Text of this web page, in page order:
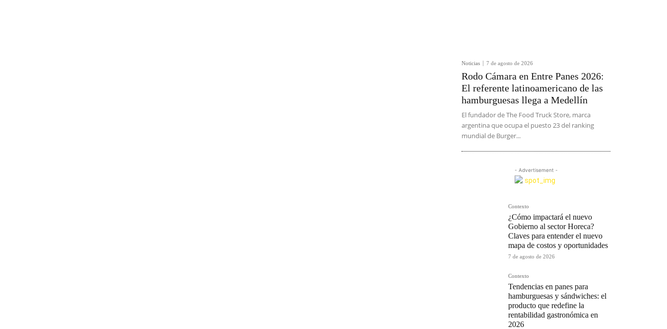
Noticias 7 de agosto de 2026
Rodo Cámara en Entre Panes 2026:
El referente latinoamericano de las
hamburguesas llega a Medellín
El fundador de The Food Truck Store, marca
argentina que ocupa el puesto 23 del ranking
mundial de Burger...
- Advertisement -
Contexto
¿Cómo impactará el nuevo
Gobierno al sector Horeca?
Claves para entender el nuevo
mapa de costos y oportunidades
7 de agosto de 2026
Contexto
Tendencias en panes para
hamburguesas y sándwiches: el
producto que redefine la
rentabilidad gastronómica en
2026